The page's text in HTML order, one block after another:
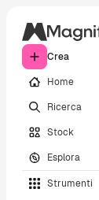
Crea
Home
Ricerca
Stock
Esplora
Strumenti